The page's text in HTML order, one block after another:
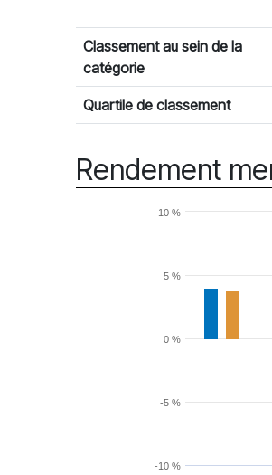
Classement au sein de la
catégorie
Quartile de classement
Rendement
-10 %
-5 %
0 %
5 %
10 %